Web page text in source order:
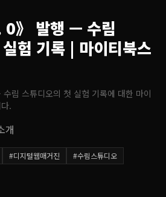
0》 발행 — 수림
험 기록 | 마이티북스
림 스튜디오의 첫 실험 기록에 대한 마이
.
개
#디지털웹매거진 #수림스튜디오